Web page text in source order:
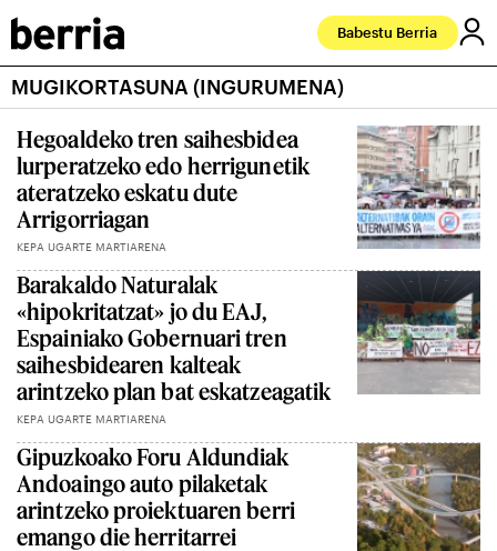
Babestu Berria
MUGIKORTASUNA (INGURUMENA)
Hegoaldeko tren saihesbidea
lurperatzeko edo herrigunetik
ateratzeko eskatu dute
Arrigorriagan
KEPA UGARTE MARTIARENA
Barakaldo Naturalak
«hipokritatzat» jo du EAJ,
Espainiako Gobernuari tren
saihesbidearen kalteak
arintzeko plan bat eskatzeagatik
KEPA UGARTE MARTIARENA
Gipuzkoako Foru Aldundiak
Andoaingo auto pilaketak
arintzeko proiektuaren berri
emango die herritarrei